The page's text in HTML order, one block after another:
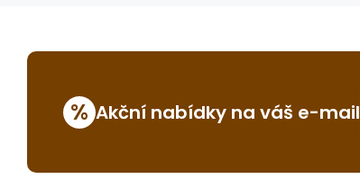
% Akční nabídky na váš e-mail